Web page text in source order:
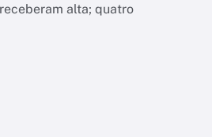
alta; quatro